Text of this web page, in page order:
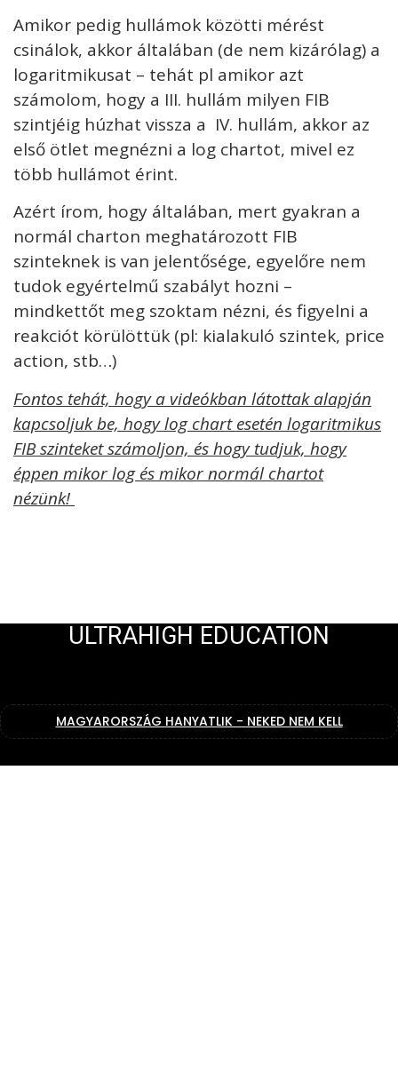
Amikor pedig hullámok közötti mérést
csinálok, akkor általában (de nem kizárólag) a
logaritmikusat – tehát pl amikor azt
számolom, hogy a III. hullám milyen FIB
szintjéig húzhat vissza a IV. hullám, akkor az
első ötlet megnézni a log chartot, mivel ez
több hullámot érint.
Azért írom, hogy általában, mert gyakran a
normál charton meghatározott FIB
szinteknek is van jelentősége, egyelőre nem
tudok egyértelmű szabályt hozni –
mindkettőt meg szoktam nézni, és figyelni a
reakciót körülöttük (pl: kialakuló szintek, price
action, stb…)
Fontos tehát, hogy a videókban látottak alapján
kapcsoljuk be, hogy log chart esetén logaritmikus
FIB szinteket számoljon, és hogy tudjuk, hogy
éppen mikor log és mikor normál chartot
nézünk!
ULTRAHIGH EDUCATION
MAGYARORSZÁG HANYATLIK - NEKED NEM KELL